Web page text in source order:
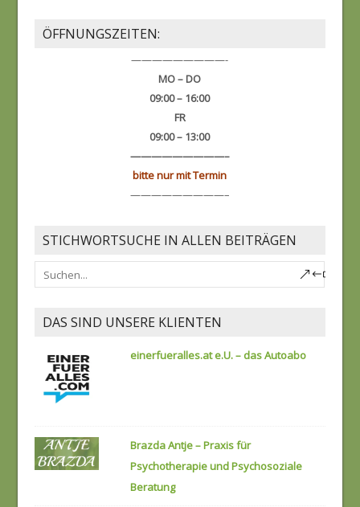
ÖFFNUNGSZEITEN:
—————————-
MO – DO
09:00 – 16:00
FR
09:00 – 13:00
—————————–
bitte nur mit Termin
—————————–
STICHWORTSUCHE IN ALLEN BEITRÄGEN
DAS SIND UNSERE KLIENTEN
einerfueralles.at e.U. – das Autoabo
Brazda Antje – Praxis für
Psychotherapie und Psychosoziale
Beratung